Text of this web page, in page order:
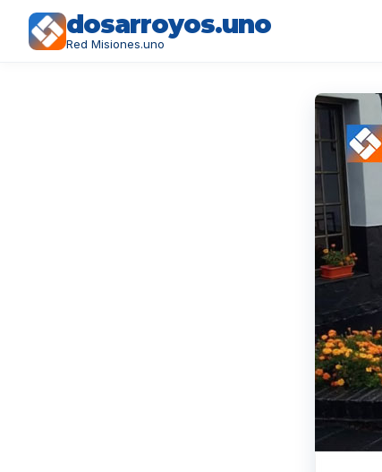
dosarroyos.uno
Red Misiones.uno